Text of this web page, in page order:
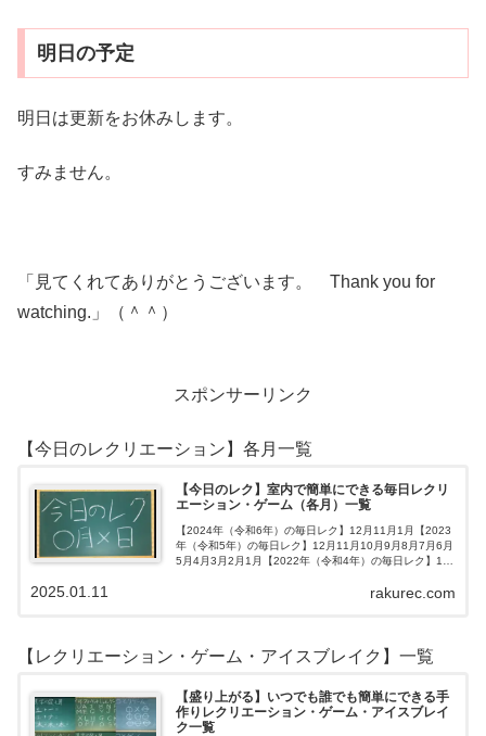
明日の予定
明日は更新をお休みします。
すみません。
「見てくれてありがとうございます。 Thank you for
watching.」（＾＾）
スポンサーリンク
【今日のレクリエーション】各月一覧
【今日のレク】室内で簡単にできる毎日レクリ
エーション・ゲーム（各月）一覧
【2024年（令和6年）の毎日レク】12月11月1月【2023
年（令和5年）の毎日レク】12月11月10月9月8月7月6月
5月4月3月2月1月【2022年（令和4年）の毎日レク】12
rakurec.com
2025.01.11
【レクリエーション・ゲーム・アイスブレイク】一覧
【盛り上がる】いつでも誰でも簡単にできる手
作りレクリエーション・ゲーム・アイスブレイ
ク一覧